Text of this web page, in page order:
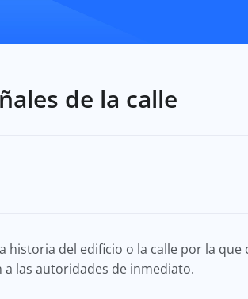
de la calle
del edificio o la calle por la que
las autoridades de inmediato.